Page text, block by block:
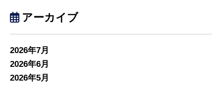
アーカイブ
2026年7月
2026年6月
2026年5月